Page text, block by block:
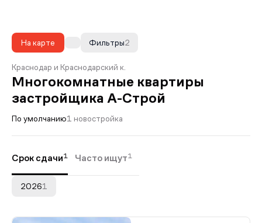
На карте 2
Фильтры
Краснодар и Краснодарский к.
Многокомнатные квартиры
застройщика А-Строй
По умолчанию1 новостройка
Срок сдачи1 Часто ищут1
20261